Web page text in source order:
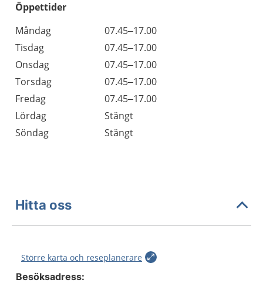
Öppettider
Dag
Öppettider
Kommentarer
Måndag
07.45–17.00
Tisdag
07.45–17.00
Onsdag
07.45–17.00
Torsdag
07.45–17.00
Fredag
07.45–17.00
Lördag
Stängt
Söndag
Stängt
Hitta oss
Större karta och reseplanerare
Besöksadress: